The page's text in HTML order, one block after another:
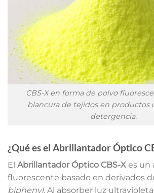
CBS-X en forma de polvo
blancura de tejidos en productos
detergencia.
¿Qué es el Abrillantador Óptico
El Abrillantador Óptico CBS-X es un
fluorescente basado en derivados
biphenyl. Al absorber luz